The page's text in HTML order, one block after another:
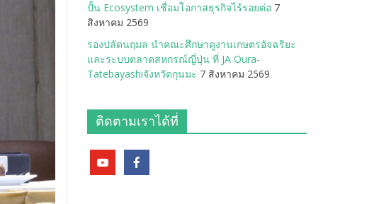
ปั้น Ecosystem เชื่อมโอกาสธุรกิจไร้รอยต่อ 7
สิงหาคม 2569
รองปลัดนฤมล นำคณะศึกษาดูงานเกษตรอัจฉริยะ
และระบบตลาดสหกรณ์ญี่ปุ่น ที่ JA Oura-
Tatebayashiจังหวัดกุนมะ 7 สิงหาคม 2569
ติดตามเราได้ที่